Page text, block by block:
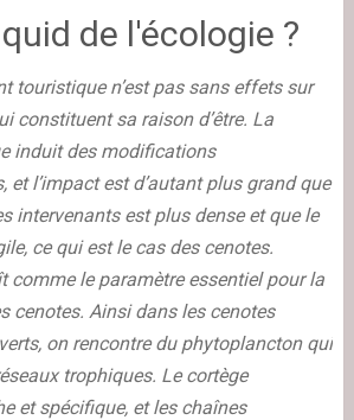
de l'écologie ?
touristique n’est pas sans effets sur
constituent sa raison d’être. La
induit des modifications
et l’impact est d’autant plus grand que
intervenants est plus dense et que le
ce qui est le cas des cenotes.
comme le paramètre essentiel pour la
cenotes. Ainsi dans les cenotes
on rencontre du phytoplancton qui
trophiques. Le cortège
et spécifique, et les chaînes